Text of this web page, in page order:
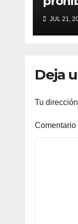
JUL 21,
Deja
Tu
Comentario